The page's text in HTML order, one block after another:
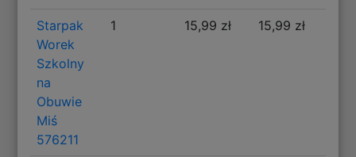
Starpak
Worek
Szkolny
na
Obuwie
Miś
576211
1 15,99 zł 15,99 zł